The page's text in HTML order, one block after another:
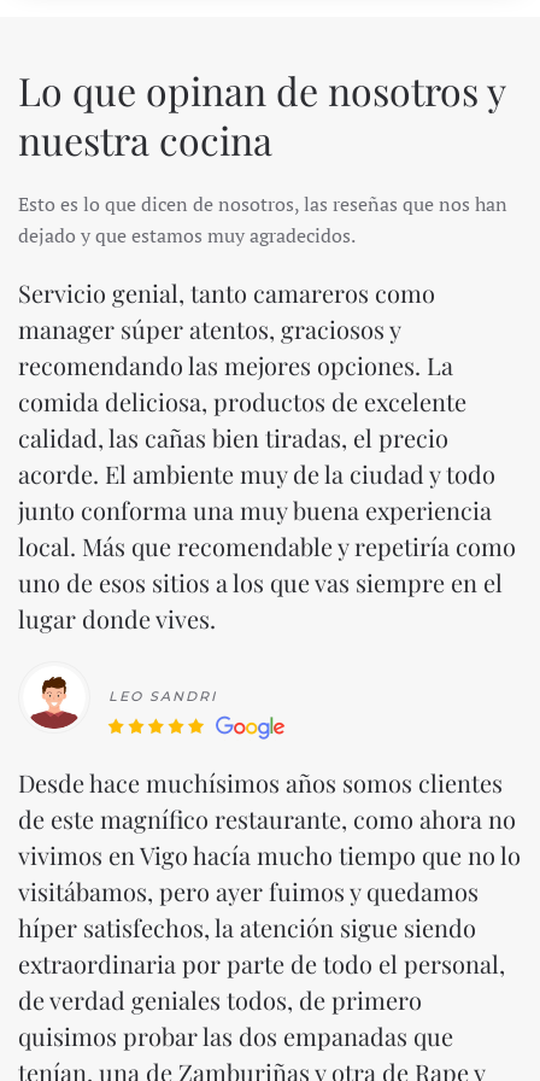
Lo que opinan de nosotros y
nuestra cocina
Esto es lo que dicen de nosotros, las reseñas que nos han
dejado y que estamos muy agradecidos.
Servicio genial, tanto camareros como
manager súper atentos, graciosos y
recomendando las mejores opciones. La
comida deliciosa, productos de excelente
calidad, las cañas bien tiradas, el precio
acorde. El ambiente muy de la ciudad y todo
junto conforma una muy buena experiencia
local. Más que recomendable y repetiría como
uno de esos sitios a los que vas siempre en el
lugar donde vives.
LEO SANDRI
Desde hace muchísimos años somos clientes
de este magnífico restaurante, como ahora no
vivimos en Vigo hacía mucho tiempo que no lo
visitábamos, pero ayer fuimos y quedamos
híper satisfechos, la atención sigue siendo
extraordinaria por parte de todo el personal,
de verdad geniales todos, de primero
quisimos probar las dos empanadas que
tenían, una de Zamburiñas y otra de Rape y